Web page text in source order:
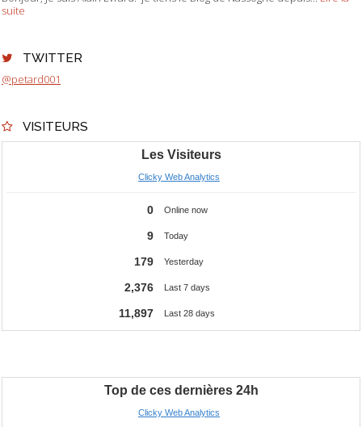
suite
TWITTER
@petard001
VISITEURS